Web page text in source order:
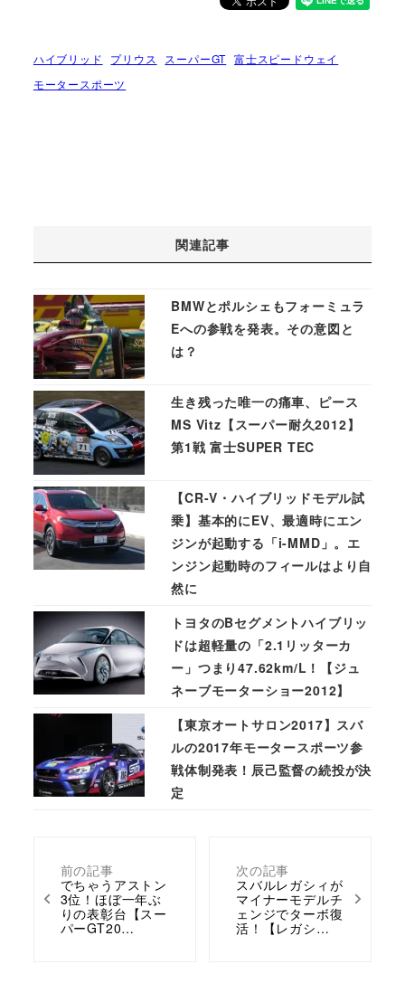
ハイブリッド プリウス スーパーGT 富士スピードウェイ
モータースポーツ
前の記事
でちゃうアストン
3位！ほぼ一年ぶ
りの表彰台【スー
パーGT20…
次の記事
スバルレガシィが
マイナーモデルチ
ェンジでターボ復
活！【レガシ…
関連記事
BMWとポルシェもフォーミュラ
Eへの参戦を発表。その意図と
は？
生き残った唯一の痛車、ピース
MS Vitz【スーパー耐久2012】
第1戦 富士SUPER TEC
【CR-V・ハイブリッドモデル試
乗】基本的にEV、最適時にエン
ジンが起動する「i-MMD」。エ
ンジン起動時のフィールはより自
然に
トヨタのBセグメントハイブリッ
ドは超軽量の「2.1リッターカ
ー」つまり47.62km/L！【ジュ
ネーブモーターショー2012】
【東京オートサロン2017】スバ
ルの2017年モータースポーツ参
戦体制発表！辰己監督の続投が決
定